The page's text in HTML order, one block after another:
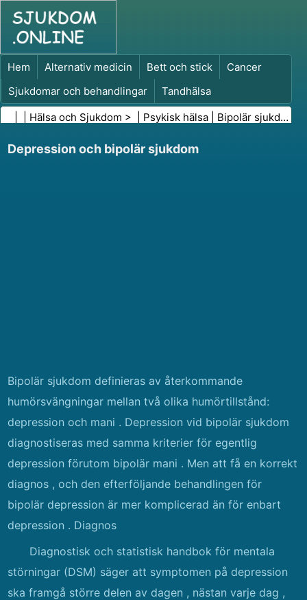
Hem Alternativ medicin Bett och stick
Cancer
Sjukdomar och behandlingar
Tandhälsa
Kost och näring
Familjehälsa
Hälsa och Sjukdom > | Psykisk hälsa Bipolär sjukdom
Depression och bipolär sjukdom
Bipolär sjukdom definieras av återkommande
humörsvängningar mellan två olika humörtillstånd:
depression och mani . Depression vid bipolär sjukdom
diagnostiseras med samma kriterier för egentlig
depression förutom bipolär mani . Men att få en korrekt
diagnos , och den efterföljande behandlingen för
bipolär depression är mer komplicerad än för enbart
depression . Diagnos
Diagnostisk och statistisk handbok för mentala
störningar (DSM) säger att symptomen på depression
ska framgå större delen av dagen , nästan varje dag ,